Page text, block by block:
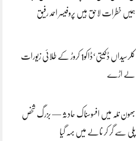
ہمیں خطرات لاحق ہیں پروفیسر احمد رفیق
کلرسیداں ڈکیتی‘ڈاکو1 کروڑ کے طلائی زیورات
لے اڑے
بھون نلہ میں افسوسناک حادثہ — بزرگ شخص
پلی سے گر کر نالے میں بہہ گیا